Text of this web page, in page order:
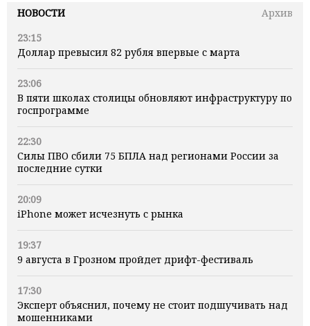
НОВОСТИ
Архив
23:15
Доллар превысил 82 рубля впервые с марта
23:06
В пяти школах столицы обновляют инфраструктуру по
госпрограмме
22:30
Силы ПВО сбили 75 БПЛА над регионами России за
последние сутки
20:09
iPhone может исчезнуть с рынка
19:37
9 августа в Грозном пройдет дрифт-фестиваль
17:30
Эксперт объяснил, почему не стоит подшучивать над
мошенниками